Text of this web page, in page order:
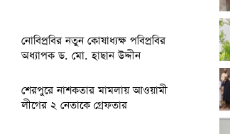
নোবিপ্রবির নতুন কোষাধ্যক্ষ পবিপ্রবির
অধ্যাপক ড. মো. হাছান উদ্দীন
শেরপুরে নাশকতার মামলায় আওয়ামী
লীগের ২ নেতাকে গ্রেফতার